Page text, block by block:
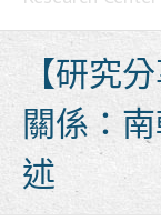
【研究
關係：
述